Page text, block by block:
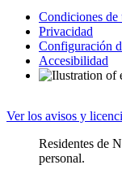
Condiciones de
Privacidad
Configuración
Accesibilidad
Ver los avisos y
Residentes de
personal.